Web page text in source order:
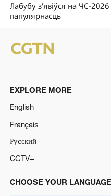
Лабубу з'явіўся на ЧС-
папулярнасць
EXPLORE MORE
English
Français
Русский
CCTV+
CHOOSE YOUR LANGUAGE